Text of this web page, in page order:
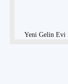
Yeni Gelin Evi